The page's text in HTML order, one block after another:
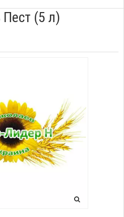
Пест (5 л)